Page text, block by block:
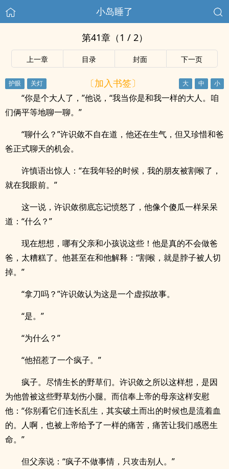
小岛睡了
第41章（1 / 2）
上一章 目录 封面 下一页
〔加入书签〕
“你是个大人了，”他说，“我当你是和我一样的大人。咱
们俩平等地聊一聊。”
“聊什么？”许识敛不自在道，他还在生气，但又珍惜和爸
爸正式聊天的机会。
许慎语出惊人：“在我年轻的时候，我的朋友被割喉了，
就在我眼前。”
这一说，许识敛彻底忘记愤怒了，他像个傻瓜一样呆呆
道：“什么？”
现在想想，哪有父亲和小孩说这些！他是真的不会做爸
爸，太糟糕了。他甚至在和他解释：“割喉，就是脖子被人切
掉。”
“拿刀吗？”许识敛认为这是一个虚拟故事。
“是。”
“为什么？”
“他招惹了一个疯子。”
疯子。尽情生长的野草们。许识敛之所以这样想，是因
为他曾被这些野草划伤小腿。而信奉上帝的母亲这样安慰
他：“你别看它们连长乱生，其实破土而出的时候也是流着血
的。人啊，也被上帝给予了一样的痛苦，痛苦让我们感恩生
命。”
但父亲说：“疯子不做事情，只攻击别人。”